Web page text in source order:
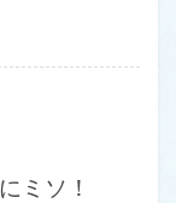
にミソ！